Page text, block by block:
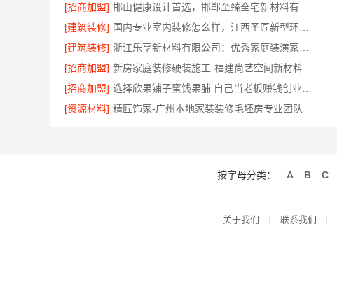
[招商加盟]
[建筑装修]
[建筑装修]
[招商加盟]
[招商加盟]
[资源材料] 精匠饰家-广州本地家装装修毛坯房专业团队
按字母分类： A B C
关于我们 联系我们